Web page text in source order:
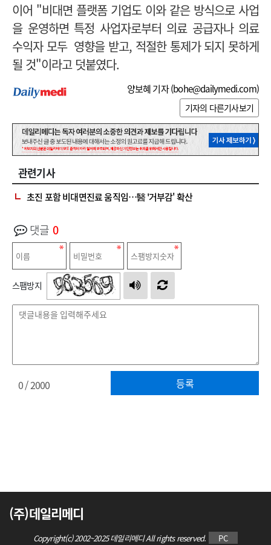
이어 "비대면 플랫폼 기업도 이와 같은 방식으로 사업
을 운영하면 특정 사업자로부터 의료 공급자나 의료
수익자 모두 영향을 받고, 적절한 통제가 되지 못하게
될 것"이라고 덧붙였다.
양보혜 기자 (bohe@dailymedi.com)
기자의 다른기사보기
관련기사
초진 포함 비대면진료 움직임…醫 '거부감' 확산
댓글 0
스팸방지
등록
0/ 2000
(주)데일리메디
Copyright(c) 2002~2025 데일리메디 All rights reserved. PC